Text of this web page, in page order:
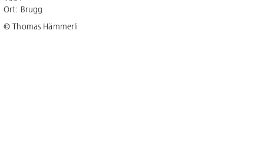
Ort: Brugg
© Thomas Hämmerli